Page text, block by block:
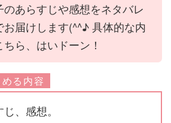
のあらすじや感想をネタバレ
お届けします(^^♪ 具体的な内
ら、はいドーン！
る内容
、感想。